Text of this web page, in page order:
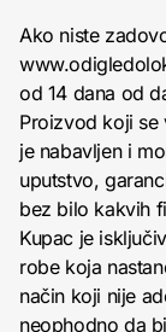
Ako niste
od 14 dana od
Proizvod koji se
je nabavljen i
uputstvo,
bez bilo kakvih
Kupac je
robe koja
način koji nije
neophodno da